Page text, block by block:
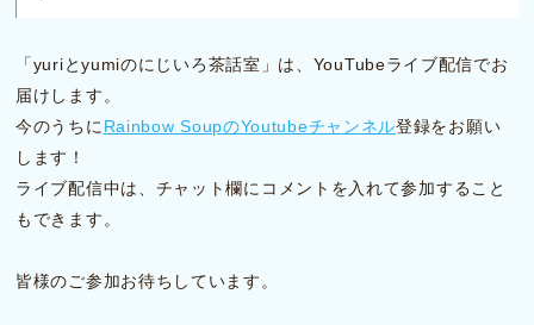
「yuriとyumiのにじいろ茶話室」は、YouTubeライブ配信でお
届けします。
今のうちに Rainbow SoupのYoutubeチャンネル登録をお願い
します！
ライブ配信中は、チャット欄にコメントを入れて参加すること
もできます。
皆様のご参加お待ちしています。